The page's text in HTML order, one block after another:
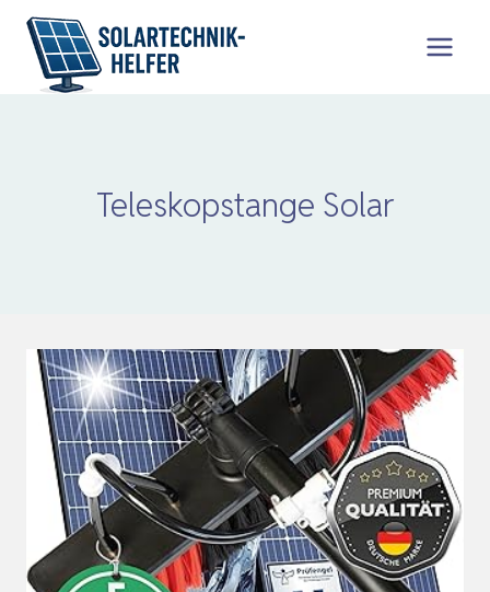
Zum
Inhalt
springen
Teleskopstange Solar